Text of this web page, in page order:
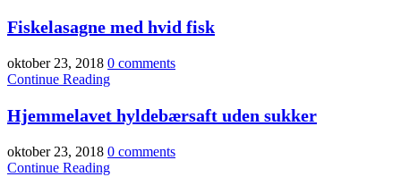
Fiskelasagne med hvid fisk
oktober 23, 2018 0 comments
Continue Reading
Hjemmelavet hyldebærsaft uden sukker
oktober 23, 2018 0 comments
Continue Reading